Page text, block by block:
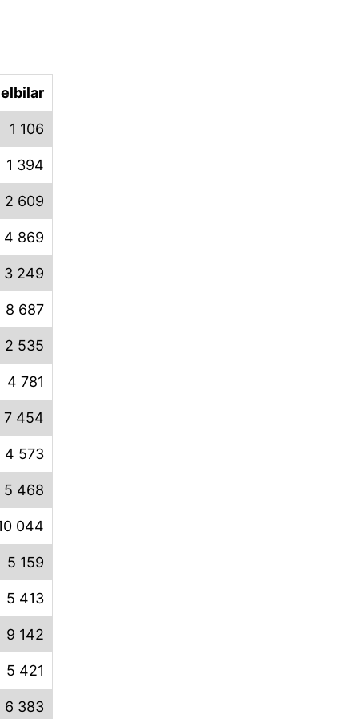
1 106
1 394
2 609
4 869
3 249
8 687
2 535
4 781
7 454
4 573
5 468
044
5 159
5 413
9 142
5 421
6 383